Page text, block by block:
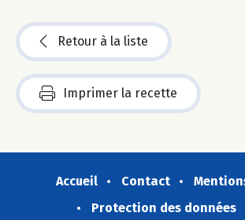
Retour à la liste
Imprimer la recette
Accueil Contact
Protection des données